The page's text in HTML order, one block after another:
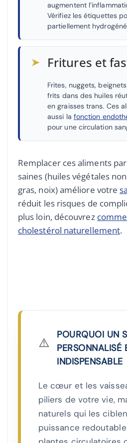
augmentent
Vérifiez les étiquettes
partiellement
➤ Fritures et
Frites, nuggets,
frits dans des huiles
en graisses trans. Ces
aussi la fonction
pour une circulation
Remplacer ces aliments
saines (huiles végétales
gras, noix) améliore votre
réduit les risques de
plus loin, découvrez
cholestérol naturellement.
⚠️
POURQUOI UN
PERSONNALISÉ
INDISPENSABLE
Le cœur et les
piliers de votre vie,
naturels qui les
puissance